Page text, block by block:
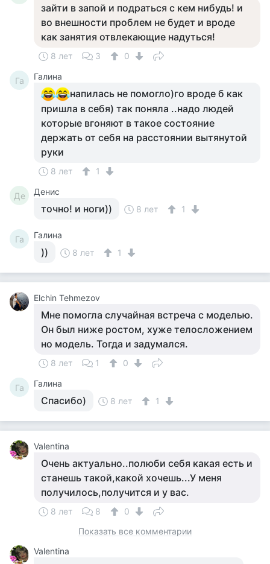
зайти в запой и подраться с кем нибудь! и
во внешности проблем не будет и вроде
как занятия отвлекающие надуться!
8 лет 3 0
Га Галина
напилась не помогло)го вроде б как
пришла в себя) так поняла ..надо людей
которые вгоняют в такое состояние
держать от себя на расстоянии вытянутой
руки
8 лет 1
Де Денис
точно! и ноги)) 8 лет 1
Га Галина
)) 8 лет 1
Elchin Tehmezov
Мне помогла случайная встреча с моделью.
Он был ниже ростом, хуже телосложением
но модель. Тогда и задумался.
8 лет 1 0
Га Галина
Спасибо) 8 лет 1
Valentina
Очень актуально..полюби себя какая есть и
станешь такой,какой хочешь...У меня
получилось,получится и у вас.
8 лет 8
0
Показать все комментарии
Valentina